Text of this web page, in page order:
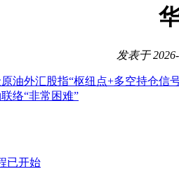
发表于
油外汇股指“枢纽点+多空持仓信
络“非常困难”
已开始